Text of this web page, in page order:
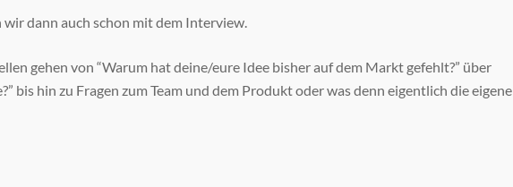
dann auch schon mit dem Interview.
gehen von “Warum hat deine/eure Idee bisher auf dem Markt gefehlt?” über
bis hin zu Fragen zum Team und dem Produkt oder was denn eigentlich die eigene